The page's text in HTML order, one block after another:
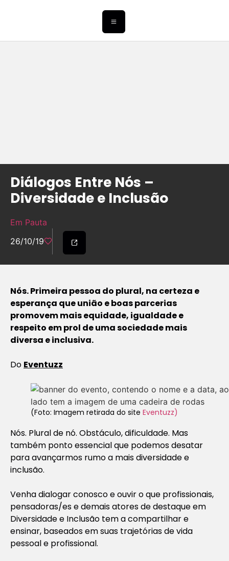
Diálogos Entre Nós –
Diversidade e Inclusão
Em Pauta
26/10/19
Nós. Primeira pessoa do plural, na certeza e
esperança que união e boas parcerias
promovem mais equidade, igualdade e
respeito em prol de uma sociedade mais
diversa e inclusiva.
Do Eventuzz
(Foto: Imagem retirada do site Eventuzz)
Nós. Plural de nó. Obstáculo, dificuldade. Mas
também ponto essencial que podemos desatar
para avançarmos rumo a mais diversidade e
inclusão.
Venha dialogar conosco e ouvir o que profissionais,
pensadoras/es e demais atores de destaque em
Diversidade e Inclusão tem a compartilhar e
ensinar, baseados em suas trajetórias de vida
pessoal e profissional.